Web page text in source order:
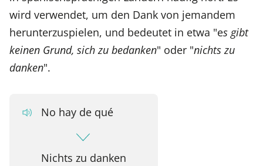
wird verwendet, um den Dank von jemandem
herunterzuspielen, und bedeutet in etwa "es gibt
keinen Grund, sich zu bedanken" oder "nichts zu
danken".
No hay de qué
Nichts zu danken